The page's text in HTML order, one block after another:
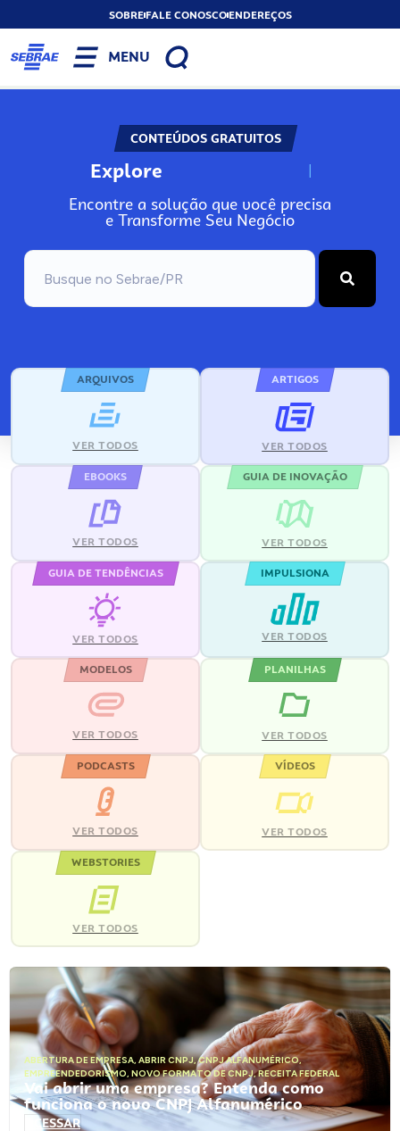
SOBREFALE CONOSCOENDEREÇOS
MENU
CONTEÚDOS GRATUITOS
Explore N
Encontre a solução que você precisa
e Transforme Seu Negócio
ARQUIVOS
VER TODOS
ARTIGOS
VER TODOS
EBOOKS
VER TODOS
GUIA DE INOVAÇÃO
VER TODOS
GUIA DE TENDÊNCIAS
VER TODOS
IMPULSIONA
VER TODOS
MODELOS
VER TODOS
PLANILHAS
VER TODOS
PODCASTS
VER TODOS
VÍDEOS
VER TODOS
WEBSTORIES
VER TODOS
ABERTURA DE EMPRESA, ABRIR CNPJ,CNPJ ALFANUMÉRICO,
EMPREENDEDORISMO, NOVO FORMATO DE CNPJ,RECEITA FEDERAL
Vai abrir uma empresa? Entenda como
funciona o novo CNPJ Alfanumérico
ACESSAR